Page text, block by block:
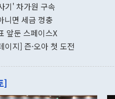
"우리의 선
관은 업무
이 9월 러시
기록했지만
로 전환됐다.
는 배당수입
기' 차가원 구속
니면 세금 껑충
앞둔 스페이스X
이지] 즌·오아 첫 도전
]